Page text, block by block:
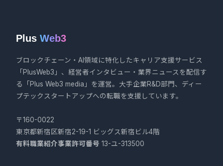
Plus Web3
ブロックチェーン・AI領域に特化したキャリア支援サービス
「PlusWeb3」、経営者インタビュー・業界ニュースを配信す
る「Plus Web3 media」を運営。大手企業R&D部門、ディー
プテックスタートアップへの転職を支援しています。
〒160-0022
東京都新宿区新宿2-19-1 ビッグス新宿ビル4階
有料職業紹介事業許可番号 13-ユ-313500